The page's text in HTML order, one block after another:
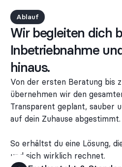
Ablauf
Wir begleiten dich
Inbetriebnahme
hinaus.
Von der ersten Beratung bis
übernehmen wir den
Transparent geplant, sauber
auf dein Zuhause abgestimmt.
So erhältst du eine Lösung,
und sich wirklich rechnet.